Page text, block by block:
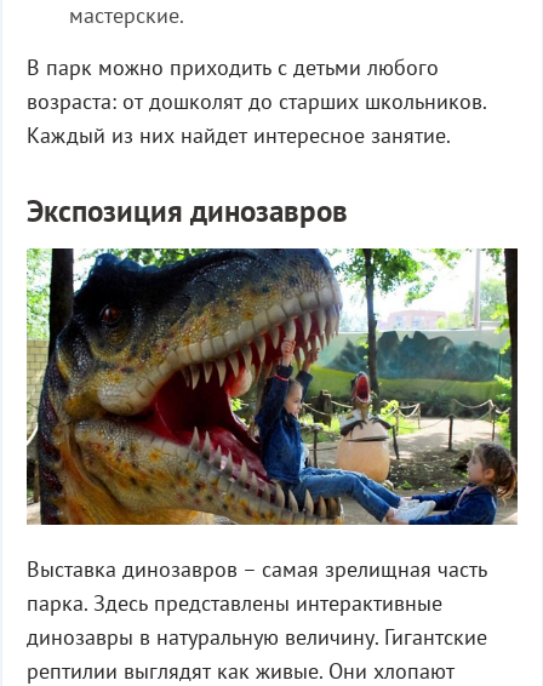
мастерские.
В парк можно приходить с детьми любого
возраста: от дошколят до старших школьников.
Каждый из них найдет интересное занятие.
Экспозиция динозавров
Выставка динозавров – самая зрелищная часть
парка. Здесь представлены интерактивные
динозавры в натуральную величину. Гигантские
рептилии выглядят как живые. Они хлопают